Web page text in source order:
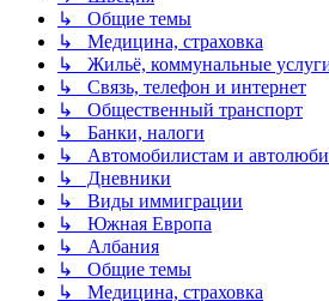
↳ Общие темы
↳ Медицина, страховка
↳ Жильё, коммунальные
↳ Связь, телефон и интернет
↳ Общественный транспорт
↳ Банки, налоги
↳ Автомобилистам и
↳ Дневники
↳ Виды иммиграции
↳ Южная Европа
↳ Албания
↳ Общие темы
↳ Медицина, страховка